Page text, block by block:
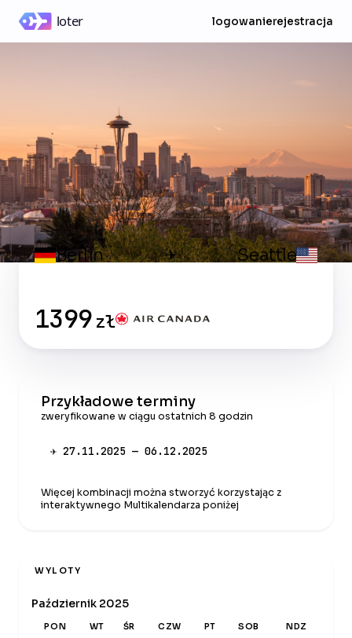
logowanierejestracja
Berlin ✈ Seattle
1399 zł
Przykładowe terminy
zweryfikowane w ciągu ostatnich 8 godzin
✈ 27.11.2025 — 06.12.2025
Więcej kombinacji można stworzyć korzystając z
interaktywnego Multikalendarza poniżej
WYLOTY
Październik 2025
PON WT ŚR CZW PT SOB NDZ